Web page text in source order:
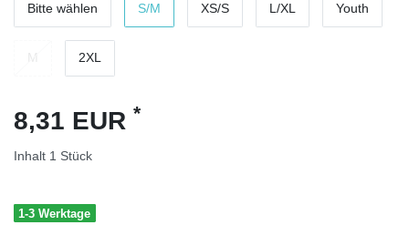
Bitte wählen S/M XS/S L/XL Youth
2XL
8,31 EUR *
Inhalt 1 Stück
1-3 Werktage